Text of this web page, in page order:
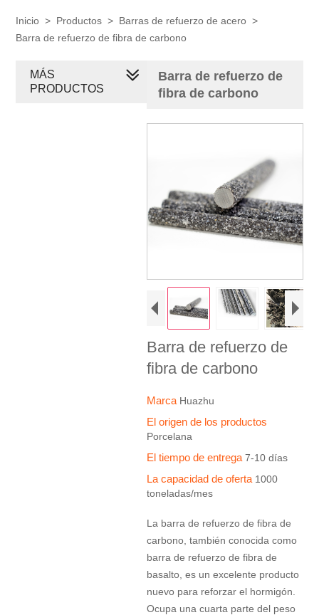
Inicio > Productos > Barras de refuerzo de acero >
Barra de refuerzo de fibra de carbono
Barra de refuerzo de
fibra de carbono
Barra de refuerzo de
fibra de carbono
Marca Huazhu
El origen de los productos
Porcelana
El tiempo de entrega 7-10 días
La capacidad de oferta 1000
toneladas/mes
La barra de refuerzo de fibra de
carbono, también conocida como
barra de refuerzo de fibra de
basalto, es un excelente producto
nuevo para reforzar el hormigón.
Ocupa una cuarta parte del peso
MÁS
PRODUCTOS